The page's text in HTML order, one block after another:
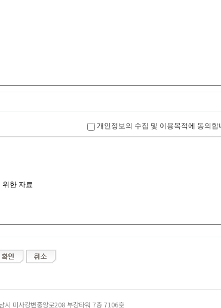
개인정보의 수집 및 이용목적에 동의합
시 미사강변중앙로208 부강타워 7층 7106호